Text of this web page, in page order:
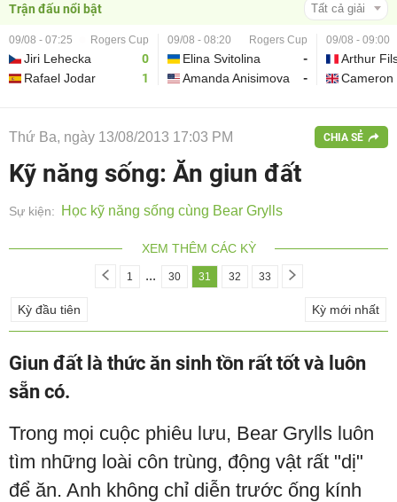
Trận đấu nổi bật Tất cả giải
09/08 - 07:25 Rogers Cup
Jiri Lehecka
0
Rafael Jodar
1
09/08 - 08:20 Rogers Cup
Elina Svitolina
-
Amanda Anisimova
-
09/08 - 09:00
Arthur
Cameron
Thứ Ba, ngày 13/08/2013 17:03 PM CHIA SẺ
Kỹ năng sống: Ăn giun đất
Sự kiện: Học kỹ năng sống cùng Bear Grylls
XEM THÊM CÁC KỲ
1 ... 30 31 32 33
Kỳ đầu tiên Kỳ mới nhất
Giun đất là thức ăn sinh tồn rất tốt và luôn
sẵn có.
Trong mọi cuộc phiêu lưu, Bear Grylls luôn
tìm những loài côn trùng, động vật rất "dị"
để ăn. Anh không chỉ diễn trước ống kính